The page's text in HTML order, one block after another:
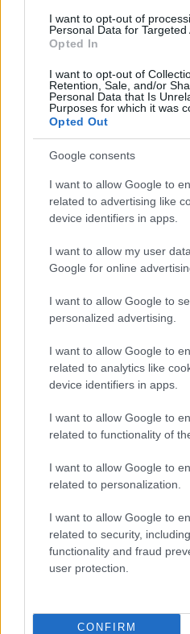
I want to opt-out of
Personal Data for Targeted
Opted In
I want to opt-out of
Retention, Sale, and/or
Personal Data that Is
Purposes for which it was
Opted Out
Google consents
I want to allow Google to
related to advertising like
device identifiers in apps.
I want to allow my user
Google for online
I want to allow Google to
personalized advertising.
I want to allow Google to
related to analytics like
device identifiers in apps.
I want to allow Google to
related to functionality of
I want to allow Google to
related to personalization.
I want to allow Google to
related to security,
functionality and fraud
user protection.
CONFIRM
Progetto innovativo per il calcio
società coinvolte
Ilaria Mauri · 6 Ago 2026
Gianni Infantino e il ritiro del
cosa cambia
CAMPIONATI E COMPETIZIONI